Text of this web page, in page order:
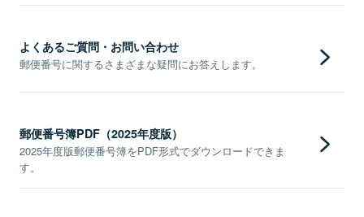
よくあるご質問・お問い合わせ
郵便番号に関するさまざまな疑問にお答えします。
郵便番号簿PDF（2025年度版）
2025年度版郵便番号簿をPDF形式でダウンロードできま
す。